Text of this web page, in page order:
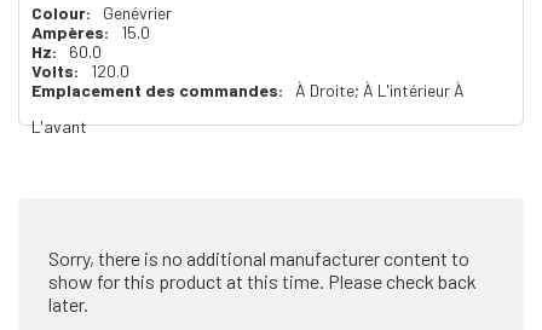
Colour:
Genévrier
Ampères:
15.0
Hz:
60.0
Volts:
120.0
Emplacement des commandes:
À Droite; À L'intérieur À
L'avant
Sorry, there is no additional manufacturer content to
show for this product at this time. Please check back
later.